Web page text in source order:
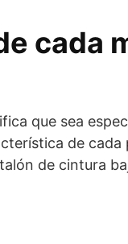
cada
que sea
de cada
de cintura